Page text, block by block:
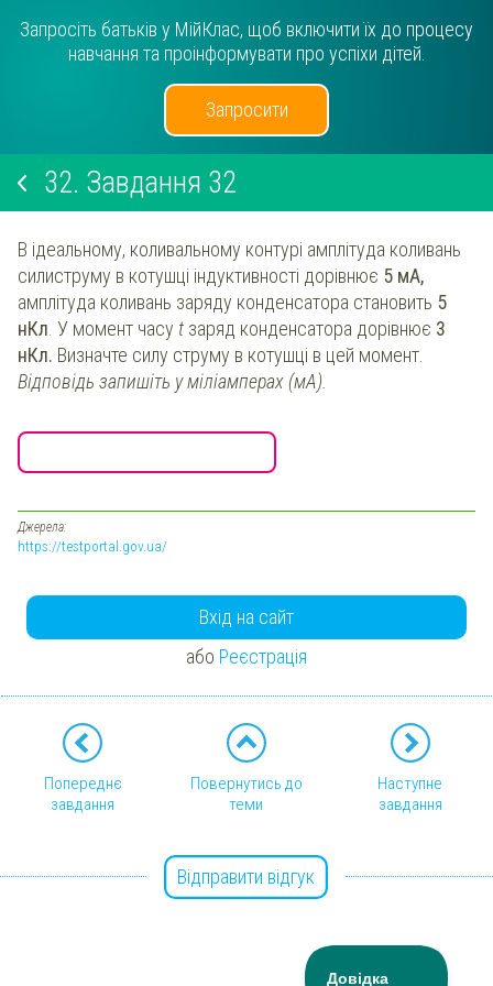
Запросіть батьків у МійКлас, щоб включити їх до процесу
навчання та проінформувати про успіхи дітей.
Запросити
32. Завдання 32
В ідеальному, коливальному контурі амплітуда коливань
силиструму в котушці індуктивності дорівнює 5 мА,
амплітуда коливань заряду конденсатора становить 5
нКл. У момент часу t заряд конденсатора дорівнює 3
нКл. Визначте силу струму в котушці в цей момент.
Відповідь запишіть у міліамперах (мА).
Джерела:
https://testportal.gov.ua/
Вхід на сайт
або Реєстрація
Попереднє
завдання
Повернутись до
теми
Наступне
завдання
Відправити відгук